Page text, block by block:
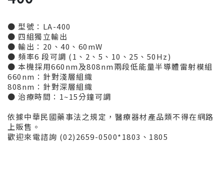
● 型號：LA-400
● 四組獨立輸出
● 輸出：20、40、60mW
● 頻率6 段可調 (1、2、5、10、25、50Hz)
● 本機採用660nm及808nm兩段低能量半導體雷射模組
660nm：針對淺層組織
808nm：針對深層組織
● 治療時間：1~15分鐘可調
依據中華民國藥事法之規定，醫療器材產品類不得在網路
上販售。
歡迎來電諮詢 (02)2659-0500*1803、1805